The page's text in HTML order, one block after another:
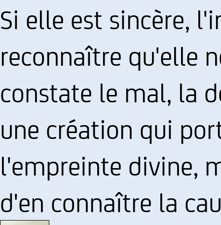
Si elle est sincère,
reconnaître qu'elle
constate le mal, la
une création qui
l'empreinte divine,
d'en connaître la